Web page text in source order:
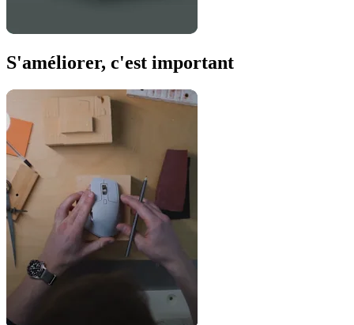
S'améliorer, c'est important